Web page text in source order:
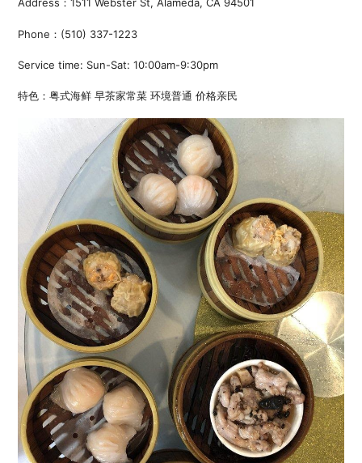
Address：1511 Webster St, Alameda, CA 94501
Phone：(510) 337-1223
Service time: Sun-Sat: 10:00am-9:30pm
特色：粤式海鲜 早茶家常菜 环境普通 价格亲民